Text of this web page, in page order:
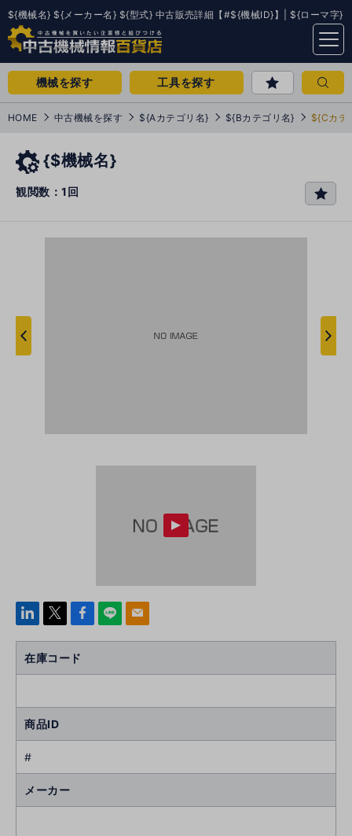
${機械名} ${メーカー名} ${型式} 中古販売詳細【#${機械ID}】| ${ローマ字}
menu
機械を探す 工具を探す
HOME 中古機械を探す ${Aカテゴリ名} ${Bカテゴリ名} ${Cカテ
{$機械名}
観閲数：1回
favo
linke
Face
k
line mail
在庫コード
商品ID
#
メーカー